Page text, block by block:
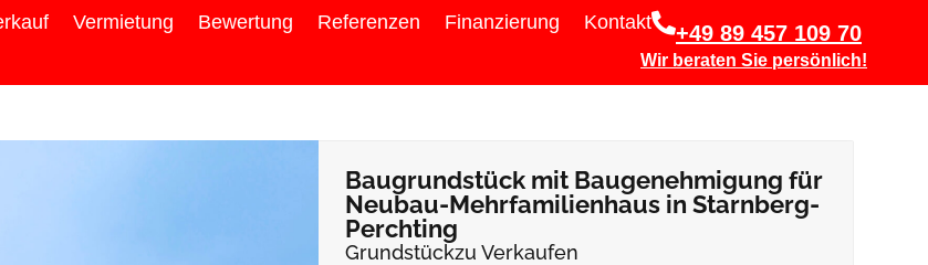
Vermietung Bewertung Referenzen Finanzierung Kontakt +49 89 457 109 70
Wir beraten Sie persönlich!
Baugrundstück mit Baugenehmigung für
Neubau-Mehrfamilienhaus in Starnberg-
Perchting
Grundstückzu Verkaufen